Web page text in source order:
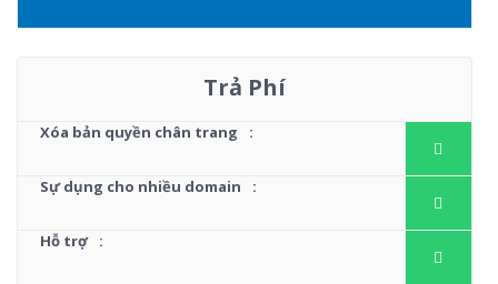
Trả Phí
Xóa bản quyền chân trang :
Sự dụng cho nhiều domain :
Hỗ trợ :